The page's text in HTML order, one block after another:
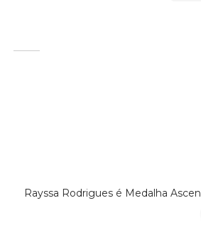
Rayssa Rodrigues é Medalha